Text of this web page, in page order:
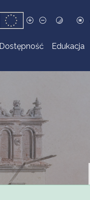
Dostępność Edukacja